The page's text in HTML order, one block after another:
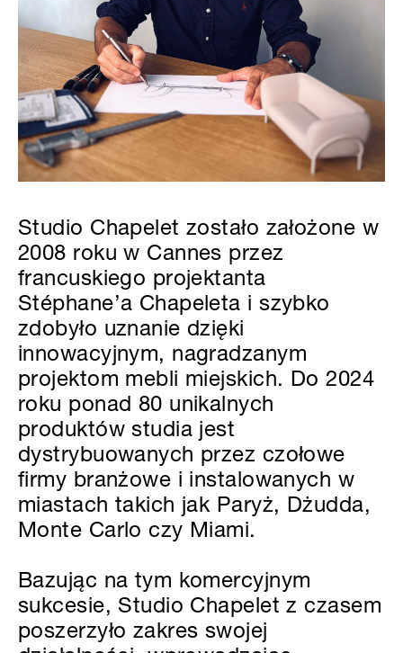
Studio Chapelet zostało założone w
2008 roku w Cannes przez
francuskiego projektanta
Stéphane’a Chapeleta i szybko
zdobyło uznanie dzięki
innowacyjnym, nagradzanym
projektom mebli miejskich. Do 2024
roku ponad 80 unikalnych
produktów studia jest
dystrybuowanych przez czołowe
firmy branżowe i instalowanych w
miastach takich jak Paryż, Dżudda,
Monte Carlo czy Miami.
Bazując na tym komercyjnym
sukcesie, Studio Chapelet z czasem
poszerzyło zakres swojej